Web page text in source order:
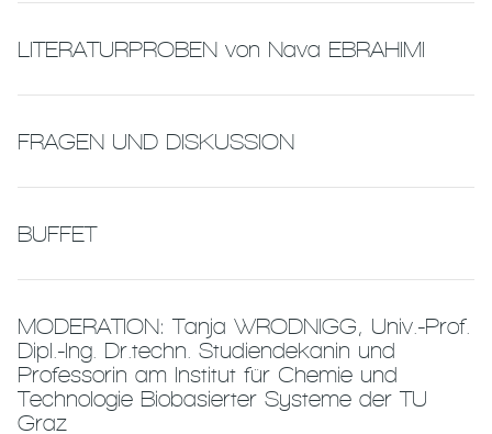
LITERATURPROBEN von Nava EBRAHIMI
FRAGEN UND DISKUSSION
BUFFET
MODERATION: Tanja WRODNIGG, Univ.-Prof.
Dipl.-Ing. Dr.techn. Studiendekanin und
Professorin am Institut für Chemie und
Technologie Biobasierter Systeme der TU
Graz